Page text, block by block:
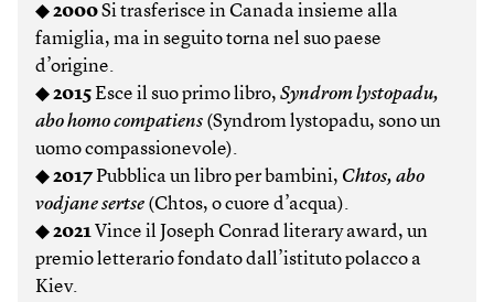
◆2000Si trasferisce in Canada insieme alla
famiglia, ma in seguito torna nel suo paese
d’origine.
◆2015Esce il suo primo libro, Syndrom lystopadu,
abo homo compatiens (Syndrom lystopadu, sono un
uomo compassionevole).
◆2017Pubblica un libro per bambini, Chtos, abo
vodjane sertse (Chtos, o cuore d’acqua).
◆2021 Vince il Joseph Conrad literary award, un
premio letterario fondato dall’istituto polacco a
Kiev.